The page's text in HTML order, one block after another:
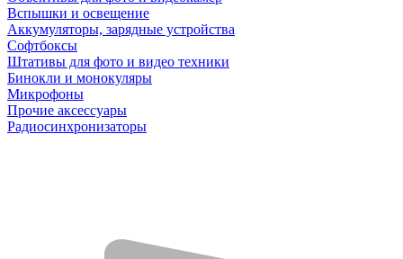
Вспышки и освещение
Аккумуляторы, зарядные устройства
Софтбоксы
Штативы для фото и видео техники
Бинокли и монокуляры
Микрофоны
Прочие аксессуары
Радиосинхронизаторы